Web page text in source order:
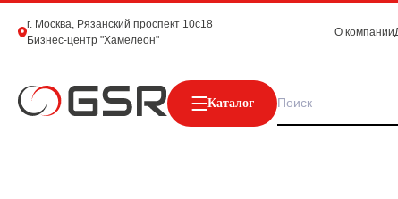
г. Москва, Рязанский проспект 10с18
Бизнес-центр "Хамелеон"
О компании
Каталог